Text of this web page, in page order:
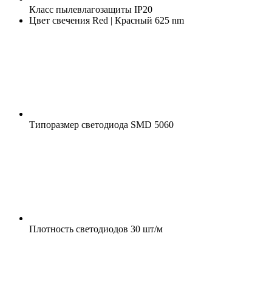
Класс пылевлагозащиты IP20
Цвет свечения Red | Красный 625 nm
Типоразмер светодиода SMD 5060
Плотность светодиодов 30 шт/м